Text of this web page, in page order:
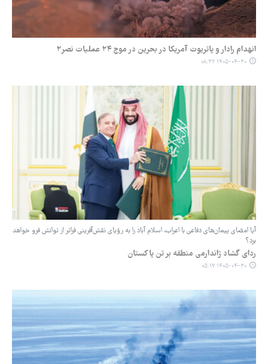
انهدام رادار و پاتریوت آمریکا در بحرین در موج ۲۴ عملیات نصر۲
۱۴۰۵-۰۴-۳۰ ۰۸:۳۲
آیا امضای پیمان‌های دفاعی با اعراب، اسلام آباد را به رؤیای نقش‌آفرینی فراتر از توانش فرو خواهد
برد؟
ردای گشاد ژاندارمی منطقه بر تن پاکستان
۱۴۰۵-۰۴-۳۰ ۰۵:۱۷